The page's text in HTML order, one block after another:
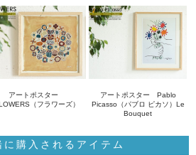
アートポスター
（フラワーズ）
アートポスター Pablo
Picasso（パブロ ピカソ）Le
Bouquet
に購入されるアイテム